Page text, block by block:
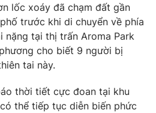
lốc xoáy đã chạm đất gần
trước khi di chuyển về phía
nặng tại thị trấn Aroma Park
cho biết 9 người bị
tai này.
thời tiết cực đoan tại khu
thể tiếp tục diễn biến phức